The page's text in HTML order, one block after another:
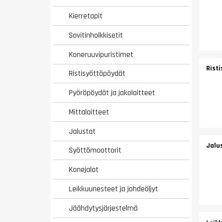
Kierretapit
Sovitinholkkisetit
Koneruuvipuristimet
Ristisyöttöpöydät
Pyöröpöydät ja jakolaitteet
Mittalaitteet
Jalustat
Syöttömoottorit
Konejalat
Leikkuunesteet ja johdeöljyt
Jäähdytysjärjestelmä